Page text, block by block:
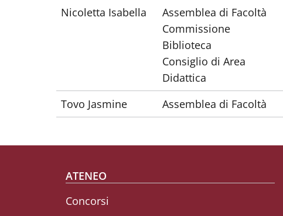
Nicoletta Isabella
Assemblea di Facoltà
Commissione
Biblioteca
Consiglio di Area
Didattica
Tovo Jasmine Assemblea di Facoltà
Footer menu
ATENEO
Concorsi